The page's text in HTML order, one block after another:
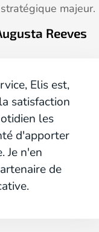
majeur.
Reeves
Elis est,
satisfaction
les
d'apporter
Je n'en
de